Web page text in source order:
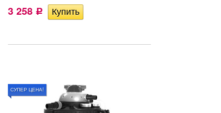
3 258 Р
СУПЕР ЦЕНА!